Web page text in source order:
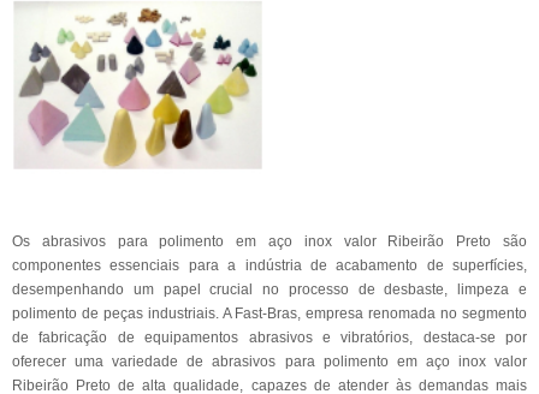
Os abrasivos para polimento em aço inox valor Ribeirão Preto são
componentes essenciais para a indústria de acabamento de superfícies,
desempenhando um papel crucial no processo de desbaste, limpeza e
polimento de peças industriais. A Fast-Bras, empresa renomada no segmento
de fabricação de equipamentos abrasivos e vibratórios, destaca-se por
oferecer uma variedade de abrasivos para polimento em aço inox valor
Ribeirão Preto de alta qualidade, capazes de atender às demandas mais